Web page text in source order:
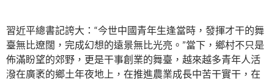
習近平總書記誇大：“今世中國青年生逢當時，發揮才干的舞
臺無比遼闊，完成幻想的遠景無比光亮。”當下，鄉村不只是
佈滿盼望的郊野，更是干事創業的舞臺，越來越多青年人活
潑在廣袤的鄉土年夜地上，在推進農業成長中苦干實干，在